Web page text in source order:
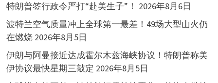
特朗普签行政令严打“赴美生子”！ 2026年8月6日
波特兰空气质量冲上全球第一最差！49场大型山火仍
在燃烧 2026年8月5日
伊朗与阿曼接近达成霍尔木兹海峡协议！特朗普称美
伊协议最快星期三敲定 2026年8月5日